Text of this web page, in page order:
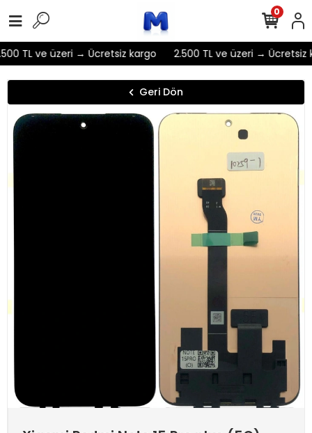
TL ve üzeri → Ücretsiz kargo 2.500 TL ve üzeri → Ücretsiz
0
Geri Dön